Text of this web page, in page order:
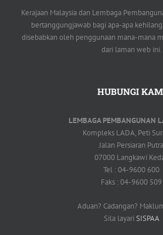
Kerajaan Malaysia dan Lembaga
bertanggungjawab bagi apa-apa
disebabkan oleh penggunaan mana-mana
dari laman web ini.
HUBUNGI
LEMBAGA PEMBANGUNAN
Kompleks LADA, Peti
Jalan Persiaran Putra
07000 Langkawi
Tel : 04-9600 600
Faks : 04-9600 509
Aduan? Cadangan?
Sila layari SISPAA